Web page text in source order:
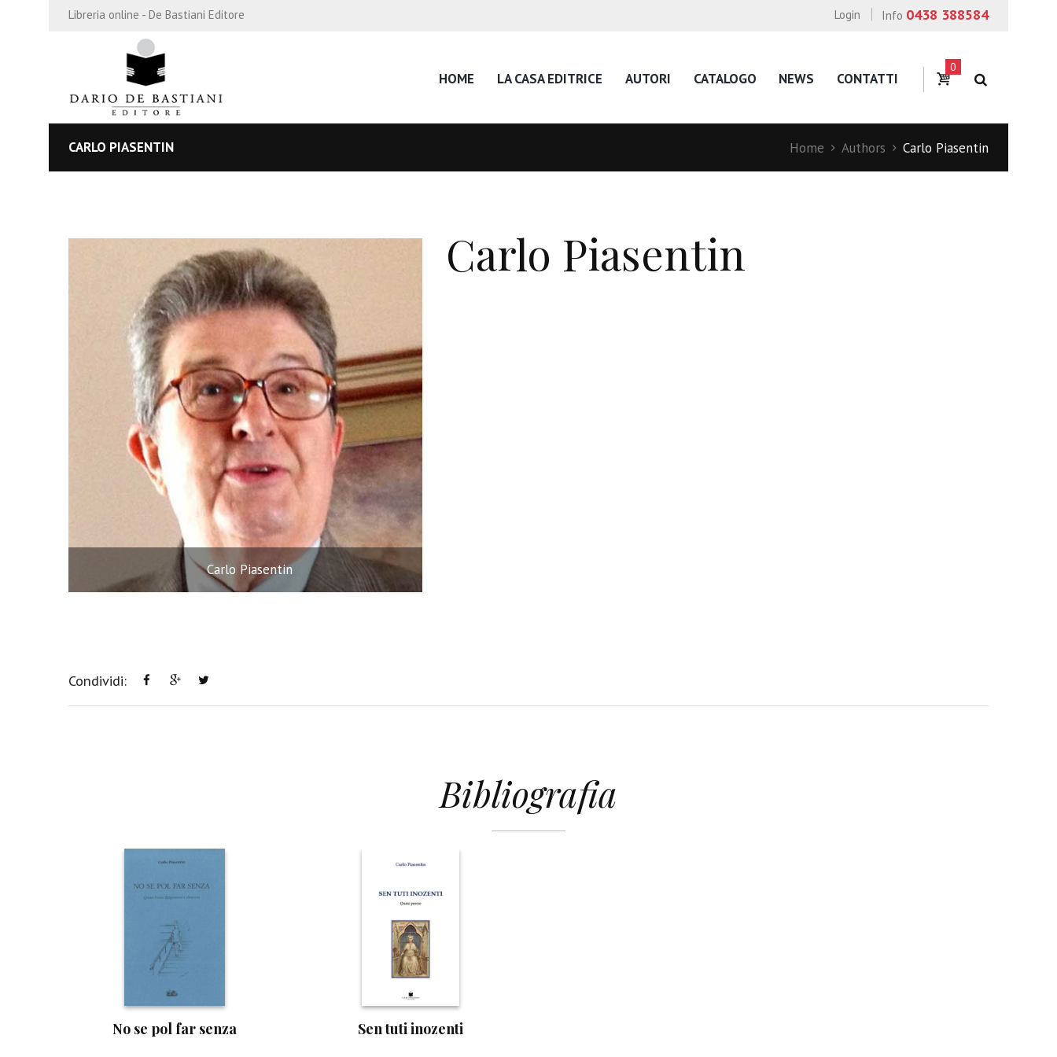
Libreria online - De Bastiani Editore Info 0438 388584
Login
HOME LA CASA EDITRICE AUTORI CATALOGO NEWS CONTATTI
0
CARLO PIASENTIN Home Authors Carlo Piasentin
Carlo Piasentin
Carlo Piasentin
Condividi:
Bibliografia
No se pol far senza Sen tuti inozenti